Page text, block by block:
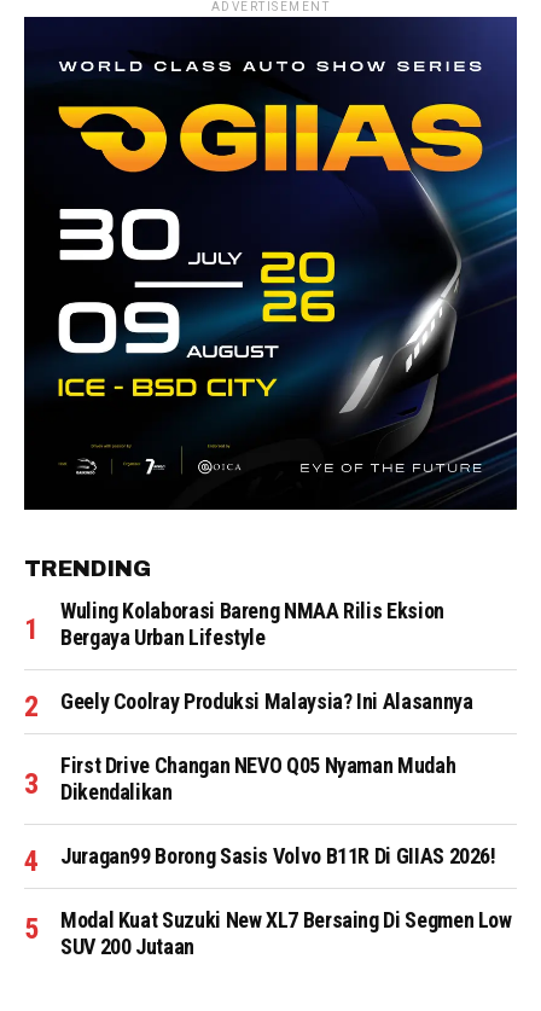
ADVERTISEMENT
TRENDING
Wuling Kolaborasi Bareng NMAA Rilis Eksion
Bergaya Urban Lifestyle
Geely Coolray Produksi Malaysia? Ini Alasannya
First Drive Changan NEVO Q05 Nyaman Mudah
Dikendalikan
Juragan99 Borong Sasis Volvo B11R Di GIIAS 2026!
Modal Kuat Suzuki New XL7 Bersaing Di Segmen Low
SUV 200 Jutaan